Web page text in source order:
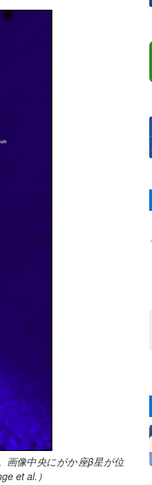
画像中央にがか座β星が位
et al.）